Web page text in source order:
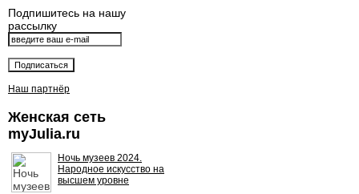
Подпишитесь на нашу
рассылку
Наш партнёр
Женская сеть
myJulia.ru
Ночь музеев 2024.
Народное искусство на
высшем уровне